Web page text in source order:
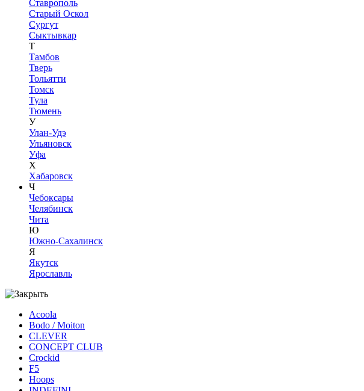
Ставрополь
Старый Оскол
Сургут
Сыктывкар
Т
Тамбов
Тверь
Тольятти
Томск
Тула
Тюмень
У
Улан-Удэ
Ульяновск
Уфа
Х
Хабаровск
Ч
Чебоксары
Челябинск
Чита
Ю
Южно-Сахалинск
Я
Якутск
Ярославль
Acoola
Bodo / Moiton
CLEVER
CONCEPT CLUB
Crockid
F5
Hoops